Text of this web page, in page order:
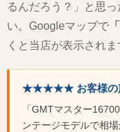
るんだろう？」と思
い。Googleマップで
くと当店が表示されま
★★★★★ お客様の
「GMTマスター
ンテージモデルで相